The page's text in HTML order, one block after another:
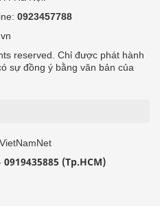
0923457788
reserved. Chỉ được phát hành
sự đồng ý bằng văn bản của
0919435885 (Tp.HCM)